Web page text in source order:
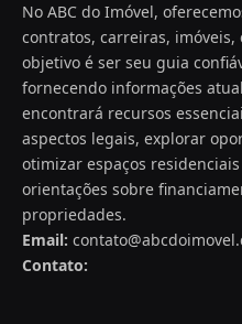
No ABC do Imóvel,
contratos, carreiras,
objetivo é ser seu guia
fornecendo informações
encontrará recursos
aspectos legais, explorar
otimizar espaços
orientações sobre
propriedades.
Email:
Contato: